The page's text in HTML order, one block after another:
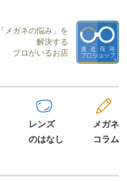
「メガネの悩み」を
解決する
プロがいるお店
レンズ
のはなし
メガネ
コラム